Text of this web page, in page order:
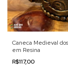
Caneca Medieval
em Resina
R$117,00